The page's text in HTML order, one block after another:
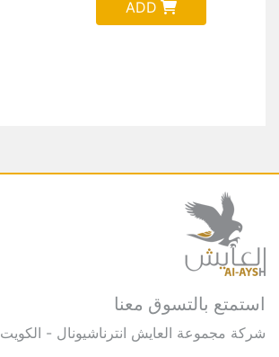
ADD
استمتع بالتسوق معنا
شركة مجموعة العايش انترناشيونال - الكويت